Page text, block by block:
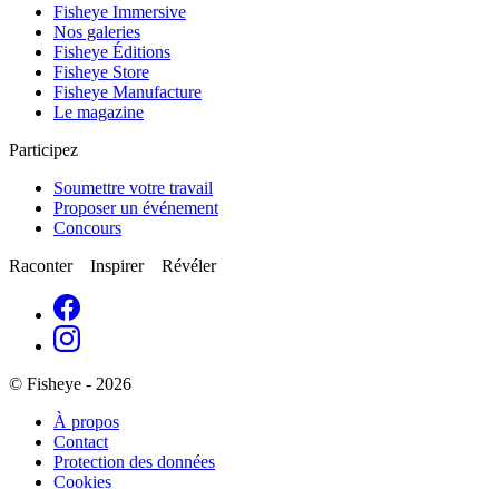
Fisheye Immersive
Nos galeries
Fisheye Éditions
Fisheye Store
Fisheye Manufacture
Le magazine
Participez
Soumettre votre travail
Proposer un événement
Concours
Raconter Inspirer Révéler
© Fisheye - 2026
À propos
Contact
Protection des données
Cookies